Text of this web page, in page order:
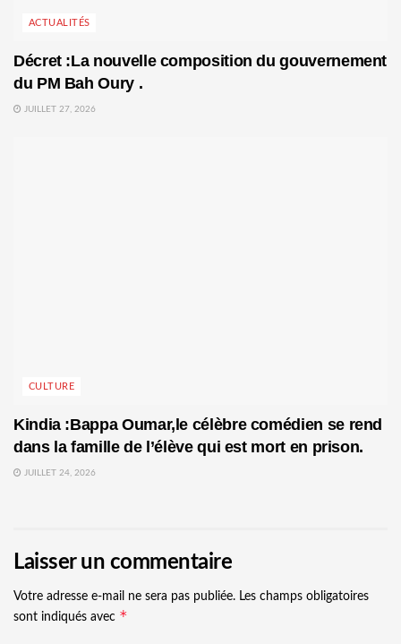
ACTUALITÉS
Décret :La nouvelle composition du gouvernement
du PM Bah Oury .
JUILLET 27, 2026
CULTURE
Kindia :Bappa Oumar,le célèbre comédien se rend
dans la famille de l’élève qui est mort en prison.
JUILLET 24, 2026
Laisser un commentaire
Votre adresse e-mail ne sera pas publiée. Les champs obligatoires
sont indiqués avec *